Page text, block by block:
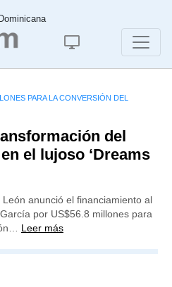
PARA LA CONVERSIÓN DEL
del
el lujoso ‘Dreams
León anunció el financiamiento al
por US$56.8 millones para
Leer más